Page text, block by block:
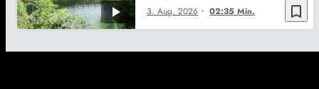
bookmark_border
3. Aug. 2026 02:35 Min.